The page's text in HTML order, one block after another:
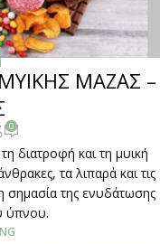
ΜΑΖΑΣ –
0
διατροφή και τη μυική
τα λιπαρά και τις
σημασία της ενυδάτωσης
ύπνου.